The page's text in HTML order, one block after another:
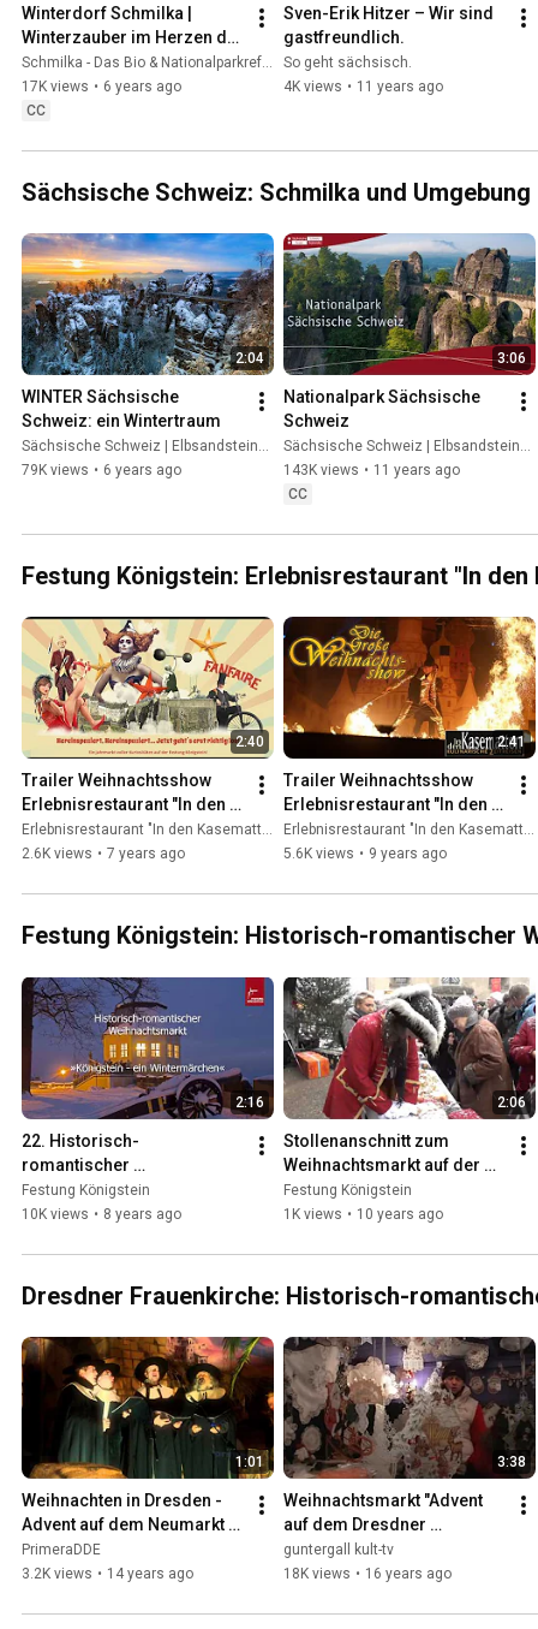
Winterdorf Schmilka |
Winterzauber im Herzen der
Sächsischen Schweiz
Schmilka - Das Bio & Nationalparkrefugium
17K views • 6 years ago
CC
Sven-Erik Hitzer – Wir sind
gastfreundlich.
So geht sächsisch.
4K views • 11 years ago
Sächsische Schweiz: Schmilka und Umgebung
2:04
WINTER Sächsische
Schweiz: ein Wintertraum
Sächsische Schweiz | Elbsandsteingebirge
79K views • 6 years ago
3:06
Nationalpark Sächsische
Schweiz
Sächsische Schweiz | Elbsandsteingebirge
143K views • 11 years ago
CC
Festung Königstein: Erlebnisrestaurant "In den
2:40
Trailer Weihnachtsshow
Erlebnisrestaurant "In den
Kasematten" Festung
Königstein 2018
Erlebnisrestaurant "In den Kasematten"
2.6K views • 7 years ago
2:41
Trailer Weihnachtsshow
Erlebnisrestaurant "In den
Kasematten" Festung
Königstein 2017
Erlebnisrestaurant "In den Kasematten"
5.6K views • 9 years ago
Festung Königstein: Historisch-romantischer
2:16
22. Historisch-
romantischer
Weihnachtsmarkt
"Königstein – ein
Festung Königstein
10K views • 8 years ago
2:06
Stollenanschnitt zum
Weihnachtsmarkt auf der
Festung Königstein
Festung Königstein
1K views • 10 years ago
Dresdner Frauenkirche: Historisch-
1:01
Weihnachten in Dresden -
Advent auf dem Neumarkt
(Trailer)
PrimeraDDE
3.2K views • 14 years ago
3:38
Weihnachtsmarkt "Advent
auf dem Dresdner
Neumarkt" 2009
guntergall kult-tv
18K views • 16 years ago